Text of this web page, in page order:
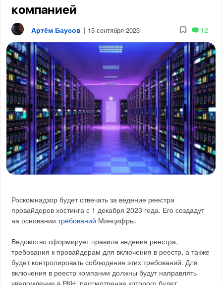
компанией
Артём Баусов | 15 сентября 2023 12
Роскомнадзор будет отвечать за ведение реестра
провайдеров хостинга с 1 декабря 2023 года. Его создадут
на основаниитребований Минцифры.
Ведомство сформирует правила ведения реестра,
требования к провайдерам для включения в реестр, а также
будет контролировать соблюдение этих требований. Для
включения в реестр компании должны будут направлять